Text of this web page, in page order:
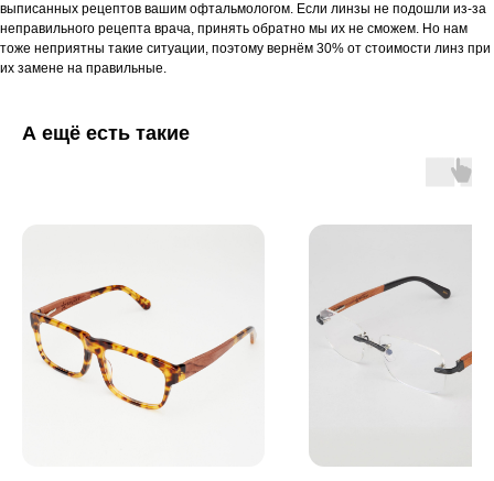
выписанных рецептов вашим офтальмологом. Если линзы не подошли из-за
неправильного рецепта врача, принять обратно мы их не сможем. Но нам
тоже неприятны такие ситуации, поэтому вернём 30% от стоимости линз при
их замене на правильные.
А ещё есть такие